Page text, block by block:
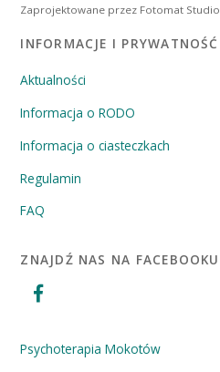
Zaprojektowane przez Fotomat Studio
INFORMACJE I PRYWATNOŚĆ
Aktualności
Informacja o RODO
Informacja o ciasteczkach
Regulamin
FAQ
ZNAJDŹ NAS NA FACEBOOKU
Psychoterapia Mokotów